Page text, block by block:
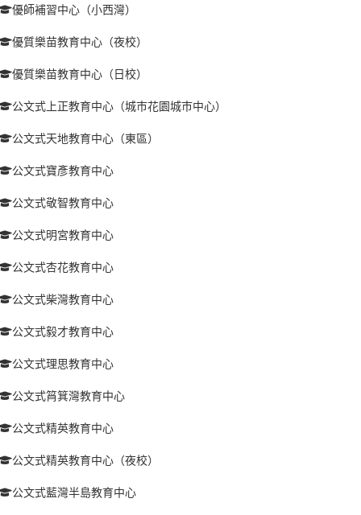
優師補習中心（小西灣）
優質樂苗教育中心（夜校）
優質樂苗教育中心（日校）
公文式上正教育中心（城巿花園城巿中心）
公文式天地教育中心（東區）
公文式寶彥教育中心
公文式敬智教育中心
公文式明宮教育中心
公文式杏花教育中心
公文式柴灣教育中心
公文式毅才教育中心
公文式理思教育中心
公文式筲箕灣教育中心
公文式精英教育中心
公文式精英教育中心（夜校）
公文式藍灣半島教育中心